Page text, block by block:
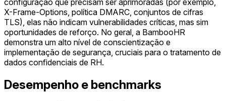
configuração que precisam ser aprimoradas (por exemplo,
X-Frame-Options, política DMARC, conjuntos de cifras
TLS), elas não indicam vulnerabilidades críticas, mas sim
oportunidades de reforço. No geral, a BambooHR
demonstra um alto nível de conscientização e
implementação de segurança, cruciais para o tratamento de
dados confidenciais de RH.
Desempenho e benchmarks